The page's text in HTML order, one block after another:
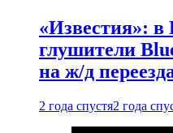
«Известия»:
глушители
на ж/д
2 года спустя2 года